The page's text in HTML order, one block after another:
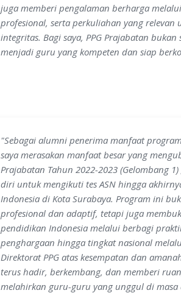
juga memberi pengalaman berharga
profesional, serta perkuliahan yang
integritas. Bagi saya, PPG Prajabatan
menjadi guru yang kompeten dan siap
"Sebagai alumni penerima manfaat
saya merasakan manfaat besar yang
Prajabatan Tahun 2022-2023 (Gelombang
diri untuk mengikuti tes ASN hingga
Indonesia di Kota Surabaya. Program ini
profesional dan adaptif, tetapi juga
pendidikan Indonesia melalui berbagi
penghargaan hingga tingkat nasional
Direktorat PPG atas kesempatan dan
terus hadir, berkembang, dan memberi
melahirkan guru-guru yang unggul di masa